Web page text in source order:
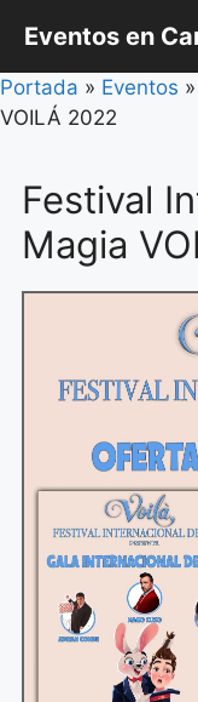
contenido
Eventos en
Portada » Eventos »
VOILÁ 2022
Festival
Magia